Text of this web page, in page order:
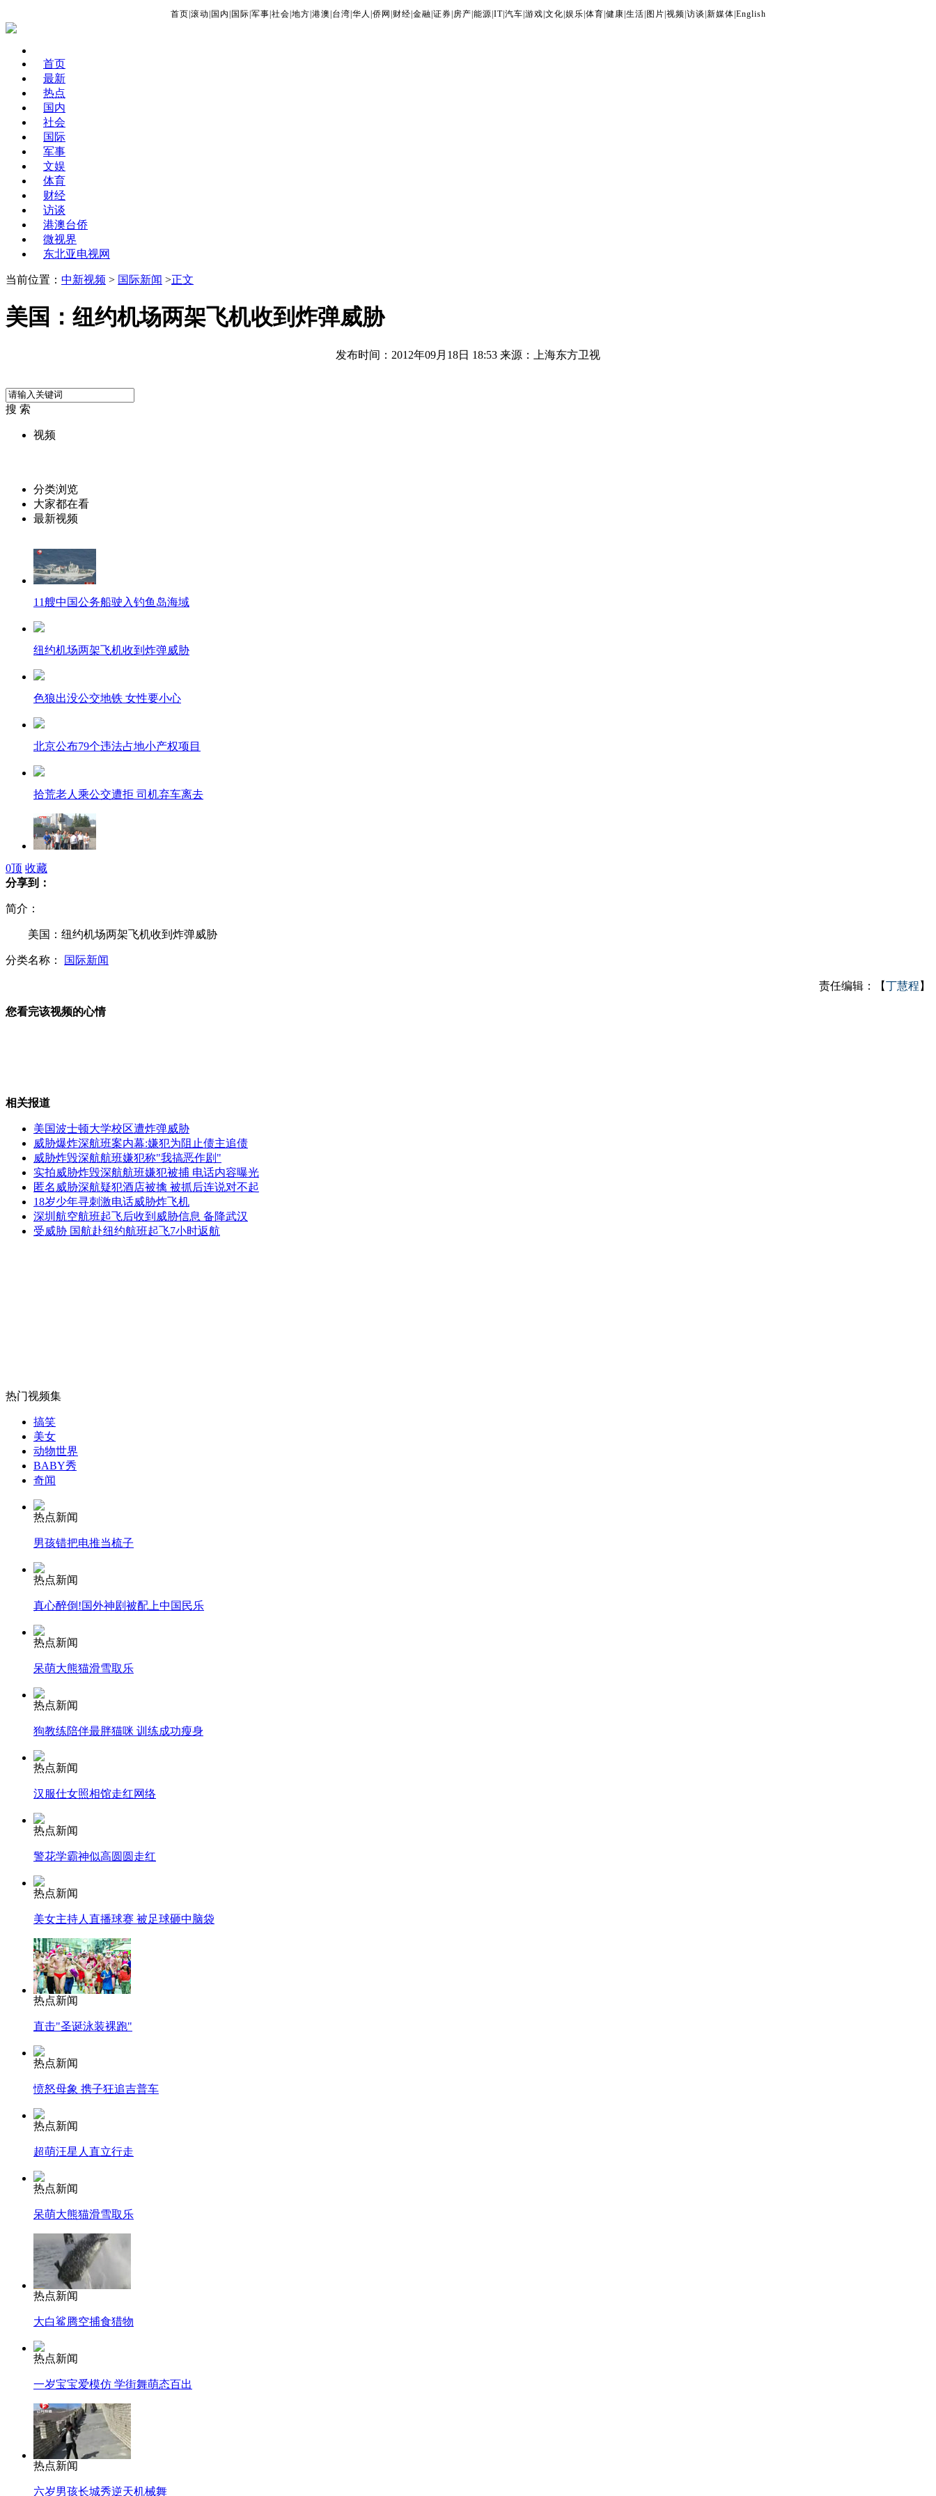
首页 滚动 国内 国际 军事 社会 地方 港澳 台湾 华人 侨网 财经 金融 证券 房产 能源 IT| 汽车 游戏 文化 娱乐 体育 健康 生活 图片 视频 访谈 新媒体 English
首页
最新
热点
国内
社会
国际
军事
文娱
体育
财经
访谈
港澳台侨
微视界
东北亚电视网
当前位置： 中新视频 > 国际新闻 >正文
美国：纽约机场两架飞机收到炸弹威胁
发布时间：2012年09月18日 18:53 来源：上海东方卫视
搜 索
视频
分类浏览
大家都在看
最新视频
11艘中国公务船驶入钓鱼岛海域
纽约机场两架飞机收到炸弹威胁
色狼出没公交地铁 女性要小心
北京公布79个违法占地小产权项目
拾荒老人乘公交遭拒 司机弃车离去
南京民众悼念大屠杀遇难同胞
女士优先：宅男女神养成记
中国钓鱼岛专题地图编制完成
专访糯康:曾服务"鸦片皇帝"坤沙
山西运城恶犬咬伤多人 警民合力深夜将其击毙
外交部：有关国家言论片面不公正
走！跟着总书记去植树
纽约上演“枕头大战”
司机酒驾遇交警 急速倒车逃窜
0顶 收藏
分享到：
简介：
美国：纽约机场两架飞机收到炸弹威胁
分类名称： 国际新闻
责任编辑：【丁慧程 】
您看完该视频的心情
相关报道
美国波士顿大学校区遭炸弹威胁
威胁爆炸深航班案内幕:嫌犯为阻止债主追债
威胁炸毁深航航班嫌犯称"我搞恶作剧"
实拍威胁炸毁深航航班嫌犯被捕 电话内容曝光
匿名威胁深航疑犯酒店被擒 被抓后连说对不起
18岁少年寻刺激电话威胁炸飞机
深圳航空航班起飞后收到威胁信息 备降武汉
受威胁 国航赴纽约航班起飞7小时返航
热门视频集
搞笑
美女
动物世界
BABY秀
奇闻
热点新闻
男孩错把电推当梳子
热点新闻
真心醉倒!国外神剧被配上中国民乐
热点新闻
呆萌大熊猫滑雪取乐
热点新闻
狗教练陪伴最胖猫咪 训练成功瘦身
热点新闻
汉服仕女照相馆走红网络
热点新闻
警花学霸神似高圆圆走红
热点新闻
美女主持人直播球赛 被足球砸中脑袋
热点新闻
直击"圣诞泳装裸跑"
热点新闻
愤怒母象 携子狂追吉普车
热点新闻
超萌汪星人直立行走
热点新闻
呆萌大熊猫滑雪取乐
热点新闻
大白鲨腾空捕食猎物
热点新闻
一岁宝宝爱模仿 学街舞萌态百出
热点新闻
六岁男孩长城秀逆天机械舞